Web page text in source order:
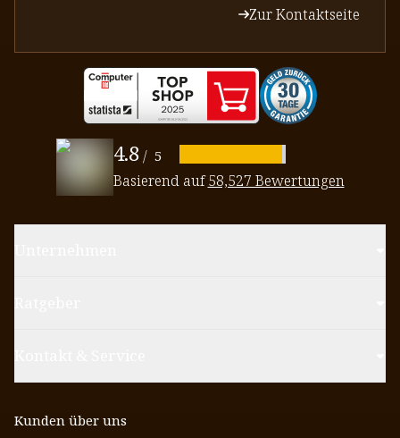
Zur Kontaktseite
4.8 / 5
Basierend auf58,527 Bewertungen
Kunden über uns